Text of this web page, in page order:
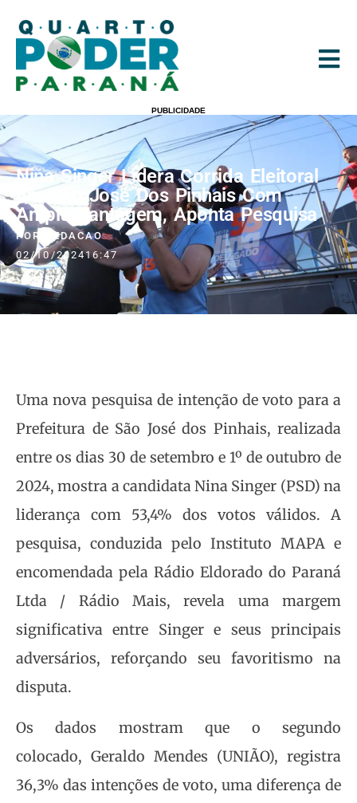
PUBLICIDADE
Nina Singer Lidera Corrida Eleitoral
Em São José Dos Pinhais Com
Ampla Vantagem, Aponta Pesquisa
POR
REDACAO
02/10/202416:47
Uma nova pesquisa de intenção de voto para a
Prefeitura de São José dos Pinhais, realizada
entre os dias 30 de setembro e 1º de outubro de
2024, mostra a candidata Nina Singer (PSD) na
liderança com 53,4% dos votos válidos. A
pesquisa, conduzida pelo Instituto MAPA e
encomendada pela Rádio Eldorado do Paraná
Ltda / Rádio Mais, revela uma margem
significativa entre Singer e seus principais
adversários, reforçando seu favoritismo na
disputa.
Os dados mostram que o segundo
colocado, Geraldo Mendes (UNIÃO), registra
36,3% das intenções de voto, uma diferença de